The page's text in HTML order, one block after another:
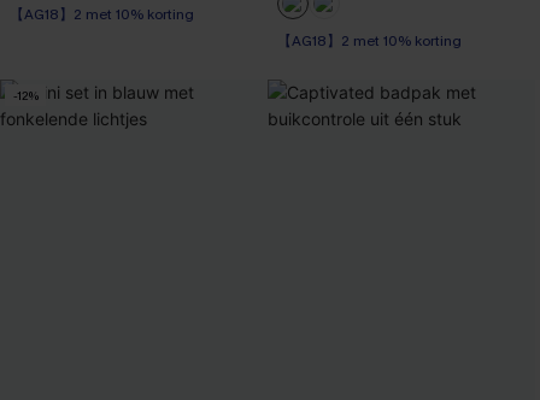
【AG18】2 met 10% korting
【AG18】2 met 10% korting
-12%